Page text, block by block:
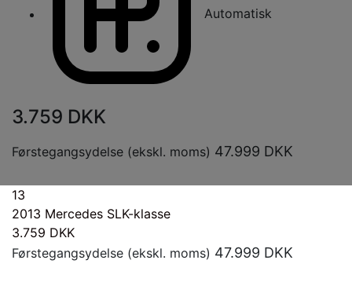
Automatisk
3.759 DKK
Førstegangsydelse (ekskl. moms) 47.999 DKK
13
2013 Mercedes SLK-klasse
3.759 DKK
Førstegangsydelse (ekskl. moms) 47.999 DKK